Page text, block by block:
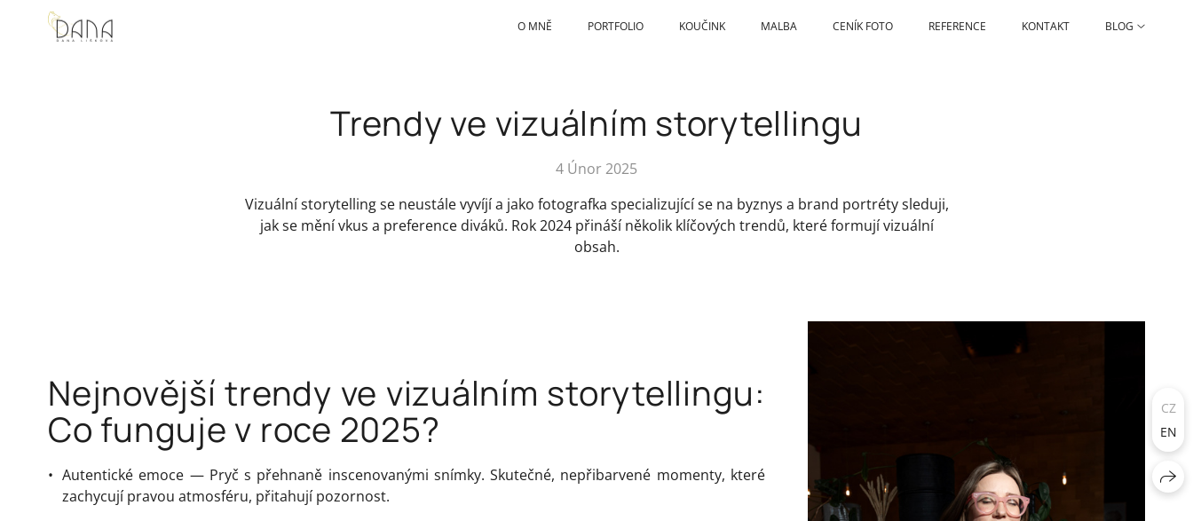
O MNĚ PORTFOLIO KOUČINK MALBA CENÍK FOTO REFERENCE KONTAKT BLOG
Trendy ve vizuálním storytellingu
4 Únor 2025
Vizuální storytelling se neustále vyvíjí a jako fotografka specializující se na byznys a brand portréty sleduji,
jak se mění vkus a preference diváků. Rok 2024 přináší několik klíčových trendů, které formují vizuální
obsah.
Nejnovější trendy ve vizuálním storytellingu:
Co funguje v roce 2025?
Autentické emoce — Pryč s přehnaně inscenovanými snímky. Skutečné, nepřibarvené momenty, které
zachycují pravou atmosféru, přitahují pozornost.
CZ
EN